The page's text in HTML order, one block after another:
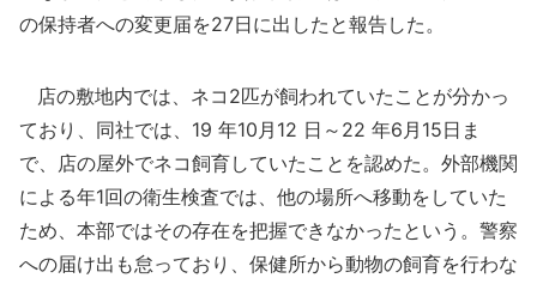
の保持者への変更届を27日に出したと報告した。
店の敷地内では、ネコ2匹が飼われていたことが分かっ
ており、同社では、19 年10月12 日～22 年6月15日ま
で、店の屋外でネコ飼育していたことを認めた。外部機関
による年1回の衛生検査では、他の場所へ移動をしていた
ため、本部ではその存在を把握できなかったという。警察
への届け出も怠っており、保健所から動物の飼育を行わな